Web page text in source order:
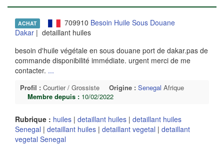
ACHAT 709910 Besoin Huile Sous Douane
Dakar | detaillant huiles
besoin d'huile végétale en sous douane port de dakar.pas de
commande disponibilité immédiate. urgent merci de me
contacter. ...
Profil : Courtier / Grossiste Origine : Senegal Afrique
Membre depuis : 10/02/2022
Rubrique : huiles | detaillant huiles | detaillant huiles
Senegal | detaillant huiles | detaillant vegetal | detaillant
vegetal Senegal